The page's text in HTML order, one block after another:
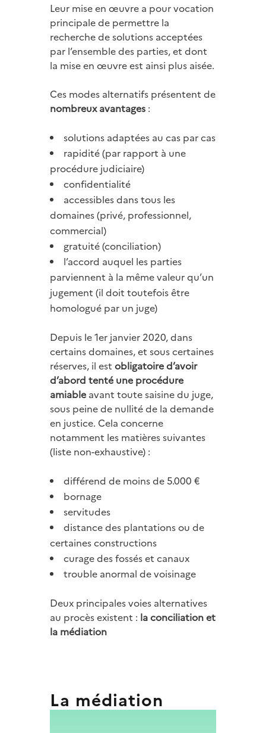
Leur mise en œuvre a pour vocation
principale de permettre la
recherche de solutions acceptées
par l’ensemble des parties, et dont
la mise en œuvre est ainsi plus aisée.
Ces modes alternatifs présentent de
nombreux avantages :
solutions adaptées au cas par cas
rapidité (par rapport à une
procédure judiciaire)
confidentialité
accessibles dans tous les
domaines (privé, professionnel,
commercial)
gratuité (conciliation)
l’accord auquel les parties
parviennent à la même valeur qu’un
jugement (il doit toutefois être
homologué par un juge)
Depuis le 1er janvier 2020, dans
certains domaines, et sous certaines
réserves, il est obligatoire d’avoir
d’abord tenté une procédure
amiable avant toute saisine du juge,
sous peine de nullité de la demande
en justice. Cela concerne
notamment les matières suivantes
(liste non-exhaustive) :
différend de moins de 5.000 €
bornage
servitudes
distance des plantations ou de
certaines constructions
curage des fossés et canaux
trouble anormal de voisinage
Deux principales voies alternatives
au procès existent : la conciliation et
la médiation
La médiation